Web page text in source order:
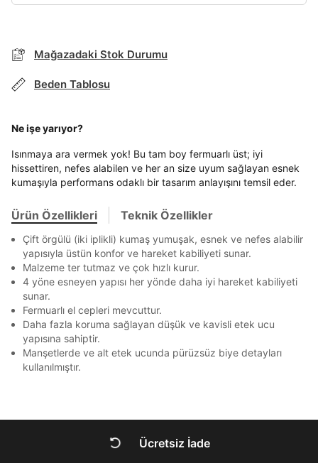
DOĞRU UNDER
TAKSİT SEÇENEKLERİ
İşbankası
Akbank Axess 4
Ziraat Bankası Ziraat Bankası
AnadoluBank World
Mağazadaki Stok Durumu
Beden Tablosu
Ne işe yarıyor?
Isınmaya ara vermek yok! Bu tam boy fermuarlı üst; iyi
hissettiren, nefes alabilen ve her an size uyum sağlayan esnek
kumaşıyla performans odaklı bir tasarım anlayışını temsil eder.
Ürün Özellikleri Teknik Özellikler
Çift örgülü (iki iplikli) kumaş yumuşak, esnek ve nefes alabilir
yapısıyla üstün konfor ve hareket kabiliyeti sunar.
Malzeme ter tutmaz ve çok hızlı kurur.
4 yöne esneyen yapısı her yönde daha iyi hareket kabiliyeti
sunar.
Fermuarlı el cepleri mevcuttur.
Daha fazla koruma sağlayan düşük ve kavisli etek ucu
yapısına sahiptir.
Manşetlerde ve alt etek ucunda pürüzsüz biye detayları
kullanılmıştır.
Mağazada Bul
Beden Seçin
Mağazada Bul
BEDEN TABLOSU
Ürün stoklara geldiğindemail adresinize
bildirim göndereceğiz.
Ücretsiz İade
Sipariş Numaranız *
Sorgula
Şifre*
Bir rakam
Bir büyük harf
En az 1 özel karakter
Aşağıdakileri okudum ve kabul ediyorum:
Kişisel verilerinizAydınlatma Metni,Hüküm ve Koşullar
uyarınca işlenecektir. Kişisel verilerimin Doğuş
Perakende Satış Giyim ve Aksesuar Ticaret A.Ş.
tarafından ticari elektronik ileti gönderilmesi amacıyla
işlenmesini kabul ediyorum.
Sms
E-mail
Çağrı Merkezi / Arama
Kişisel verilerimin Doğuş Perakende Satış Giyim ve
Kimlik, iletişim ve müşteri işlem verilerimin alınan
SMS Onay Kodu
Bilgilerinizi güncellemek için lütfen telefonunuza SMS
GÖNDER
SMS Onay Kodu
Bilgilerinizi güncellemek için lütfen telefonunuza SMS
GÖNDER